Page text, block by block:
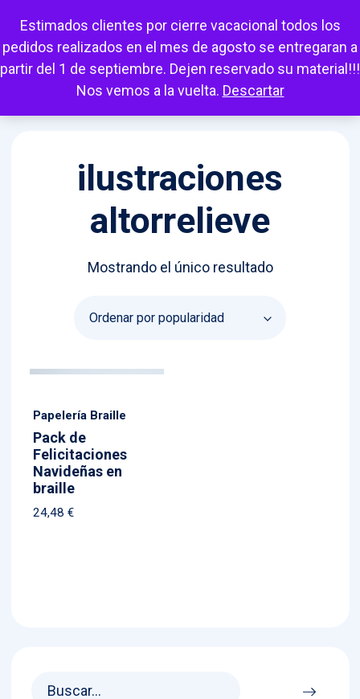
Estimados clientes por cierre vacacional todos los
pedidos realizados en el mes de agosto se entregaran a
partir del 1 de septiembre. Dejen reservado su material!!!
Nos vemos a la vuelta. Descartar
Mi cuenta Carrito Favoritos Escuchar
ilustraciones
altorrelieve
Mostrando el único resultado
Papelería Braille
Pack de
Felicitaciones
Navideñas en
braille
24,48€